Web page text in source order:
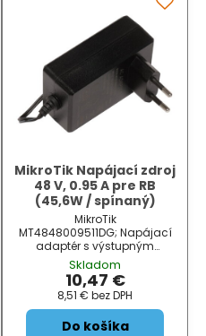
MikroTik Napájací zdroj
48 V, 0.95 A pre RB
(45,6W / spínaný)
MikroTik
MT4848009511DG; Napájací
adaptér s výstupným
napätím DC 48 V, max.
Prúdom 0,95 A a výkonom
45,6 W. Zdroj je dodávaný
ako značkové príslušenstvo
výrobcom MikroTik ....
Skladom
10,47 €
8,51 € bez DPH
Do košíka